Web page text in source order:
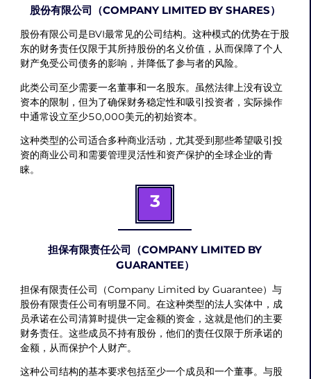
股份有限公司（COMPANY LIMITED BY SHARES）
股份有限公司是BVI最常见的公司结构。这种模式的优势在于股
东的财务责任仅限于其所持股份的名义价值，从而保障了个人
财产免受公司债务的影响，并降低了参与者的风险。
此类公司至少需要一名董事和一名股东。虽然法律上没有设立
资本的限制，但为了确保财务稳定性和吸引投资者，实际操作
中通常设立至少50,000美元的初始资本。
这种类型的公司适合多种商业活动，尤其受到那些希望吸引投
资的商业公司和需要管理灵活性和资产保护的全球企业的青
睐。
3
担保有限责任公司（COMPANY LIMITED BY
GUARANTEE）
担保有限责任公司（Company Limited by Guarantee）与
股份有限责任公司有明显不同。在这种类型的法人实体中，成
员承诺在公司清算时提供一定金额的资金，这就是他们的主要
财务责任。这些成员不持有股份，他们的责任仅限于所承诺的
金额，从而保护个人财产。
这种公司结构的基本要求包括至少一个成员和一个董事。与股